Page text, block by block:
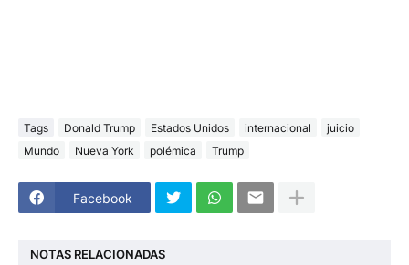
Tags Donald Trump Estados Unidos internacional
juicio
Mundo
Nueva York polémica Trump
Facebook
NOTAS RELACIONADAS